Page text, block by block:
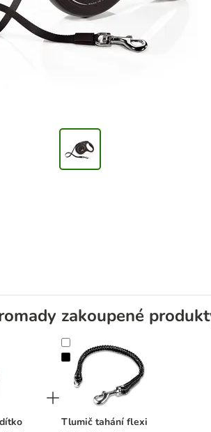
zakoupené
Classic M pásek, 5 m / 25 kg
Tlumič tahání flexi
Tlumič tahání flexi